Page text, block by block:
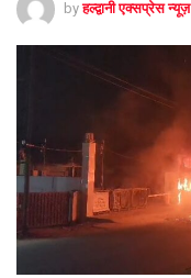
by हल्द्वानी एक्सप्रेस न्यूज़